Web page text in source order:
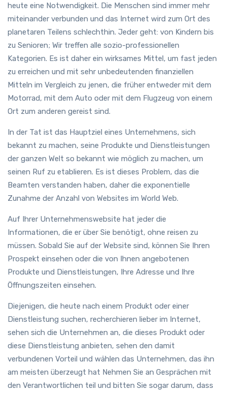
heute eine Notwendigkeit. Die Menschen sind immer mehr
miteinander verbunden und das Internet wird zum Ort des
planetaren Teilens schlechthin. Jeder geht: von Kindern bis
zu Senioren; Wir treffen alle sozio-professionellen
Kategorien. Es ist daher ein wirksames Mittel, um fast jeden
zu erreichen und mit sehr unbedeutenden finanziellen
Mitteln im Vergleich zu jenen, die früher entweder mit dem
Motorrad, mit dem Auto oder mit dem Flugzeug von einem
Ort zum anderen gereist sind.
In der Tat ist das Hauptziel eines Unternehmens, sich
bekannt zu machen, seine Produkte und Dienstleistungen
der ganzen Welt so bekannt wie möglich zu machen, um
seinen Ruf zu etablieren. Es ist dieses Problem, das die
Beamten verstanden haben, daher die exponentielle
Zunahme der Anzahl von Websites im World Web.
Auf Ihrer Unternehmenswebsite hat jeder die
Informationen, die er über Sie benötigt, ohne reisen zu
müssen. Sobald Sie auf der Website sind, können Sie Ihren
Prospekt einsehen oder die von Ihnen angebotenen
Produkte und Dienstleistungen, Ihre Adresse und Ihre
Öffnungszeiten einsehen.
Diejenigen, die heute nach einem Produkt oder einer
Dienstleistung suchen, recherchieren lieber im Internet,
sehen sich die Unternehmen an, die dieses Produkt oder
diese Dienstleistung anbieten, sehen den damit
verbundenen Vorteil und wählen das Unternehmen, das ihn
am meisten überzeugt hat Nehmen Sie an Gesprächen mit
den Verantwortlichen teil und bitten Sie sogar darum, dass